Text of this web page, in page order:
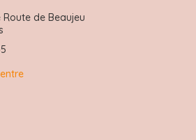
Route de Beaujeu